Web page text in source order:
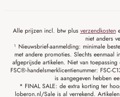
Alle prijzen incl. btw plus verzendkosten
niet anders
¹ Nieuwsbrief-aanmelding: minimale
met andere promoties. Slechts eenmaal
afgeprijsde artikelen. Niet van
FSC®-handelsmerklicentienummer: FSC-
is aangegeven hebben
* FINAL SALE: de extra korting ter
loberon.nl/Sale is al verrekend.